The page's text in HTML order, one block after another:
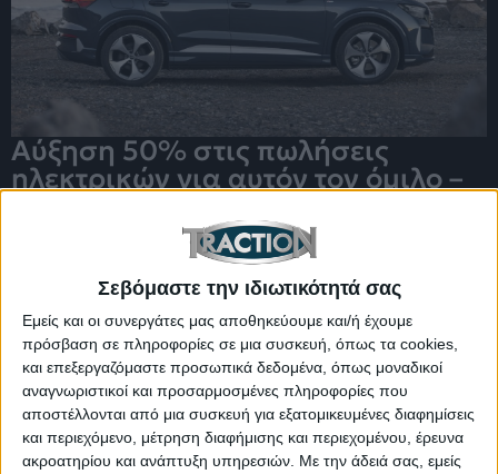
Σεβόμαστε την ιδιωτικότητά σας
Εμείς και οι συνεργάτες μας αποθηκεύουμε και/ή έχουμε
πρόσβαση σε πληροφορίες σε μια συσκευή, όπως τα cookies,
και επεξεργαζόμαστε προσωπικά δεδομένα, όπως μοναδικοί
αναγνωριστικοί και προσαρμοσμένες πληροφορίες που
αποστέλλονται από μια συσκευή για εξατομικευμένες διαφημίσεις
και περιεχόμενο, μέτρηση διαφήμισης και περιεχομένου, έρευνα
ακροατηρίου και ανάπτυξη υπηρεσιών. Με την άδειά σας, εμείς
Αύξηση 50% στις πωλήσεις
ηλεκτρικών για αυτόν τον όμιλο –